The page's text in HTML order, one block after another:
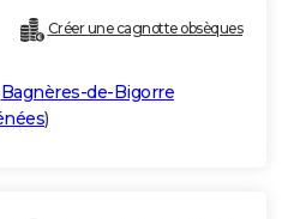
Créer une cagnotte obsèques
Bagnères-de-Bigorre
)